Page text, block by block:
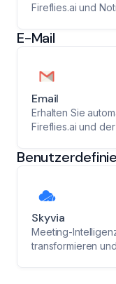
Fireflies.ai und
E-Mail
Email
Erhalten Sie
Fireflies.ai und
Skyvia
Meeting-
transformieren